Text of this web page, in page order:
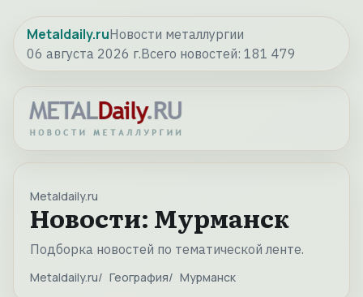
Metaldaily.ruНовости металлургии
06 августа 2026 г.Всего новостей: 181 479
Metaldaily.ru
Новости: Мурманск
Подборка новостей по тематической ленте.
Metaldaily.ru География Мурманск